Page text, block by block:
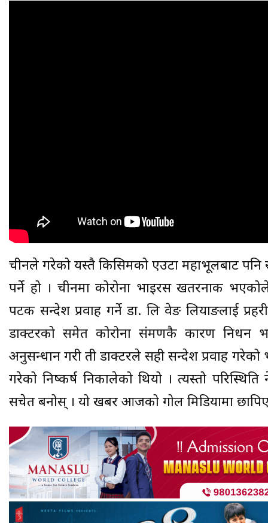
चीनले गरेको यस्तै किसिमको एउटा महाभूलबाट पनि
पर्ने हो । चीनमा कोरोना भाइरस खतरनाक
पटक सन्देश प्रवाह गर्ने डा. लि वेङ लियाङलाई
डाक्टरको समेत कोरोना संक्रमणकै कारण निधन
अनुसन्धान गरी ती डाक्टरले सही सन्देश प्रवाह गरेको
गरेको निष्कर्ष निकालेको थियो । त्यस्तो
सचेत बनोस् । यो खबर आजको गोल मिडियामा